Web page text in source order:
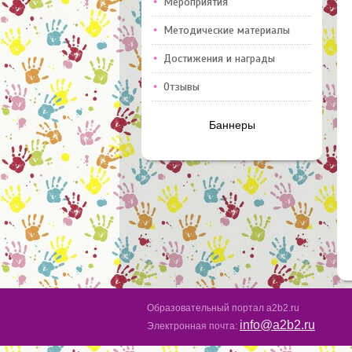
Методические материалы
Достижения и награды
Отзывы
Баннеры
Образовательный портал a2b2.ru
Электронная почта: info@a2b2.ru